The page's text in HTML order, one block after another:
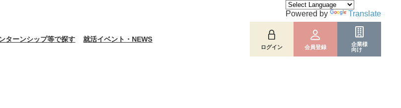
ターンシップ等で探す 就活イベント・NEWS
ログイン 会員登録
企業様
向け
Powered by Translate